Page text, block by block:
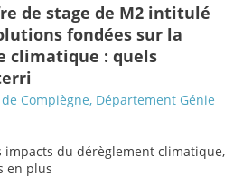
de stage de M2 intitulé
fondées sur la
climatique : quels
Compiègne, Département Génie
impacts du dérèglement climatique,
en plus